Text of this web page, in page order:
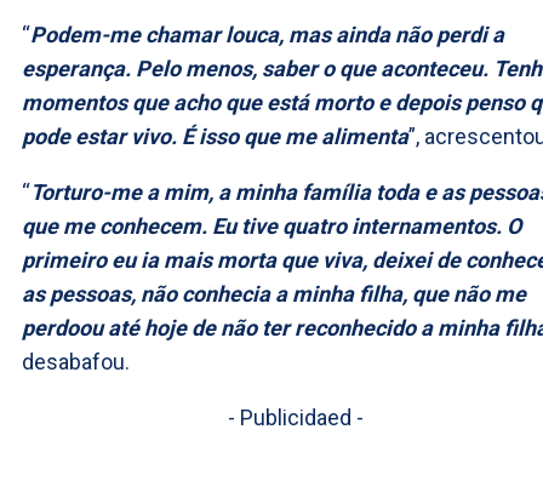
“Podem-me chamar louca, mas ainda não perdi a
esperança. Pelo menos, saber o que aconteceu.
momentos que acho que está morto e depois penso
pode estar vivo. É isso que me alimenta”,
“Torturo-me a mim, a minha família toda e as
que me conhecem. Eu tive quatro internamentos. O
primeiro eu ia mais morta que viva, deixei de
as pessoas, não conhecia a minha filha, que não me
perdoou até hoje de não ter reconhecido a minha
desabafou.
- Publicidaed -